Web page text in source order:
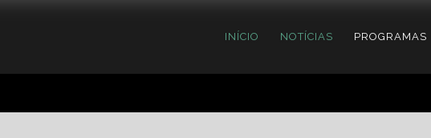
INÍCIO NOTÍCIAS PROGRAMAS